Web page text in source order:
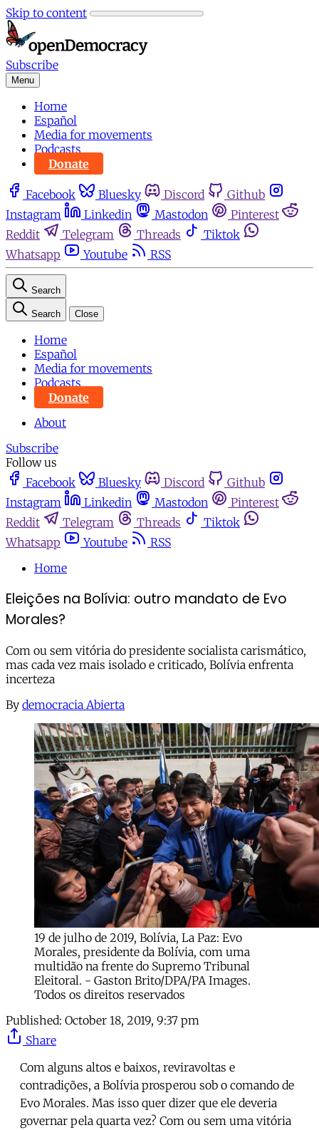
Skip to content
Subscribe
Menu
Home
Español
Media for movements
Podcasts
Donate
Facebook Bluesky Discord
Github
Instagram
Linkedin Mastodon
Pinterest
Reddit
Telegram Threads
Tiktok
Whatsapp
Youtube RSS
Search
Search Close
Home
Español
Media for movements
Podcasts
Donate
About
Subscribe
Follow us
Facebook
Bluesky Discord
Github
Instagram
Linkedin Mastodon
Pinterest
Reddit
Telegram Threads
Tiktok
Whatsapp
Youtube
RSS
Home
Eleições na Bolívia: outro mandato de Evo
Morales?
Com ou sem vitória do presidente socialista carismático,
mas cada vez mais isolado e criticado, Bolívia enfrenta
incerteza
By democracia Abierta
19 de julho de 2019, Bolívia, La Paz: Evo
Morales, presidente da Bolívia, com uma
multidão na frente do Supremo Tribunal
Eleitoral. - Gaston Brito/DPA/PA Images.
Todos os direitos reservados
Published: October 18, 2019, 9:37 pm
Share
Com alguns altos e baixos, reviravoltas e
contradições, a Bolívia prosperou sob o comando de
Evo Morales. Mas isso quer dizer que ele deveria
governar pela quarta vez? Com ou sem uma vitória